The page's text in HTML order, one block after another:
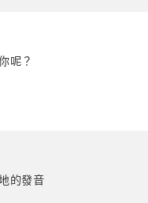
呢？
的發音